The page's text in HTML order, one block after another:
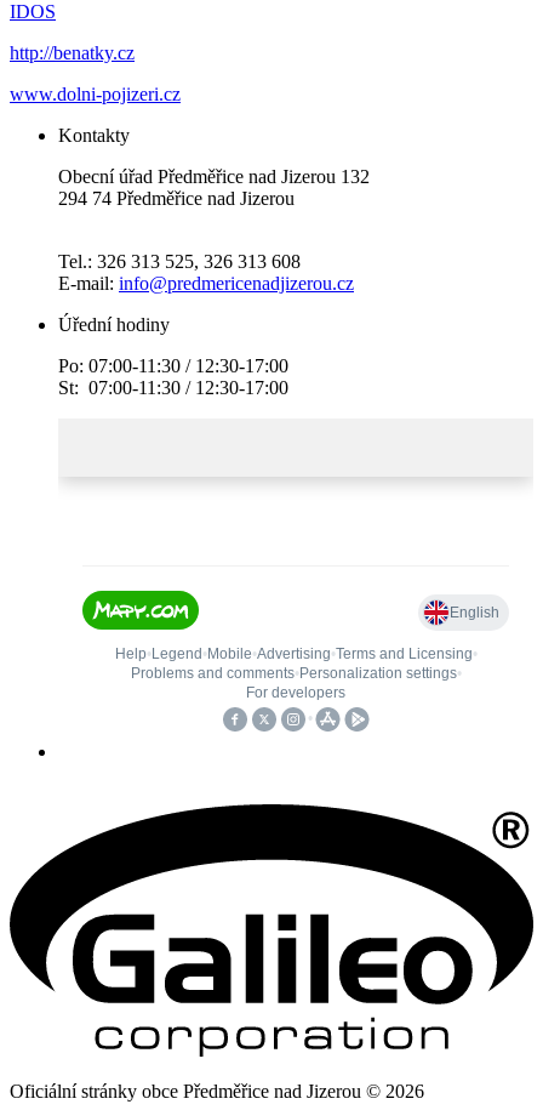
IDOS
http://benatky.cz
www.dolni-pojizeri.cz
Kontakty
Obecní úřad Předměřice nad Jizerou 132
294 74 Předměřice nad Jizerou
Tel.: 326 313 525, 326 313 608
E-mail: info@predmericenadjizerou.cz
Úřední hodiny
Po: 07:00-11:30 / 12:30-17:00
St: 07:00-11:30 / 12:30-17:00
Oficiální stránky obce Předměřice nad Jizerou © 2026